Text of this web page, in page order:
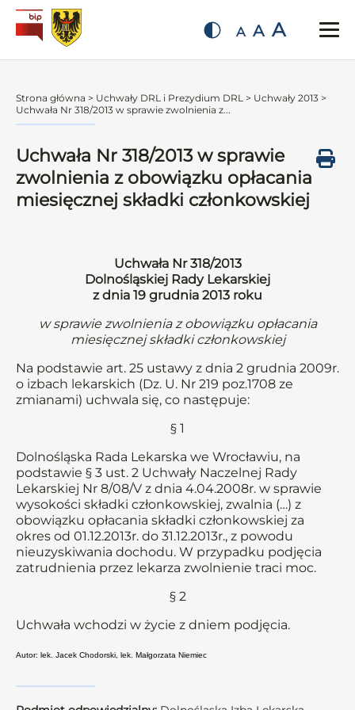
A A A
Strona główna > Uchwały DRL i Prezydium DRL > Uchwały 2013 >
Uchwała Nr 318/2013 w sprawie zwolnienia z...
Uchwała Nr 318/2013 w sprawie
zwolnienia z obowiązku opłacania
miesięcznej składki członkowskiej
Uchwała Nr 318/2013
Dolnośląskiej Rady Lekarskiej
z dnia 19 grudnia 2013 roku
w sprawie zwolnienia z obowiązku opłacania
miesięcznej składki członkowskiej
Na podstawie art. 25 ustawy z dnia 2 grudnia 2009r.
o izbach lekarskich (Dz. U. Nr 219 poz.1708 ze
zmianami) uchwala się, co następuje:
§ 1
Dolnośląska Rada Lekarska we Wrocławiu, na
podstawie § 3 ust. 2 Uchwały Naczelnej Rady
Lekarskiej Nr 8/08/V z dnia 4.04.2008r. w sprawie
wysokości składki członkowskiej, zwalnia (…) z
obowiązku opłacania składki członkowskiej za
okres od 01.12.2013r. do 31.12.2013r., z powodu
nieuzyskiwania dochodu. W przypadku podjęcia
zatrudnienia przez lekarza zwolnienie traci moc.
§ 2
Uchwała wchodzi w życie z dniem podjęcia.
Autor: lek. Jacek Chodorski, lek. Małgorzata Niemiec